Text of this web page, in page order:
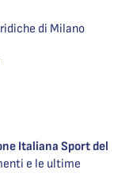
di Milano
Italiana Sport del
e le ultime